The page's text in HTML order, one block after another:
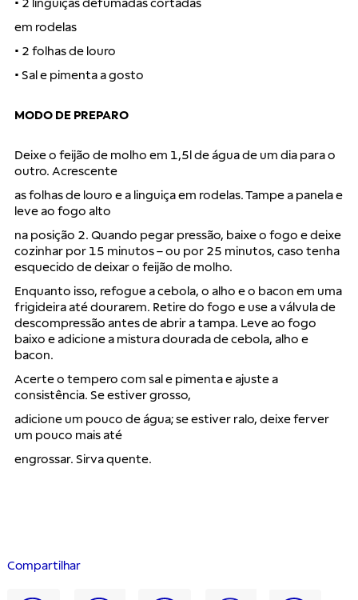
Compartilhar
• 2 linguiças defumadas cortadas
em rodelas
• 2 folhas de louro
• Sal e pimenta a gosto
MODO DE PREPARO
Deixe o feijão de molho em 1,5l de água de um dia para o
outro. Acrescente
as folhas de louro e a linguiça em rodelas. Tampe a panela e
leve ao fogo alto
na posição 2. Quando pegar pressão, baixe o fogo e deixe
cozinhar por 15 minutos – ou por 25 minutos, caso tenha
esquecido de deixar o feijão de molho.
Enquanto isso, refogue a cebola, o alho e o bacon em uma
frigideira até dourarem. Retire do fogo e use a válvula de
descompressão antes de abrir a tampa. Leve ao fogo
baixo e adicione a mistura dourada de cebola, alho e
bacon.
Acerte o tempero com sal e pimenta e ajuste a
consistência. Se estiver grosso,
adicione um pouco de água; se estiver ralo, deixe ferver
um pouco mais até
engrossar. Sirva quente.